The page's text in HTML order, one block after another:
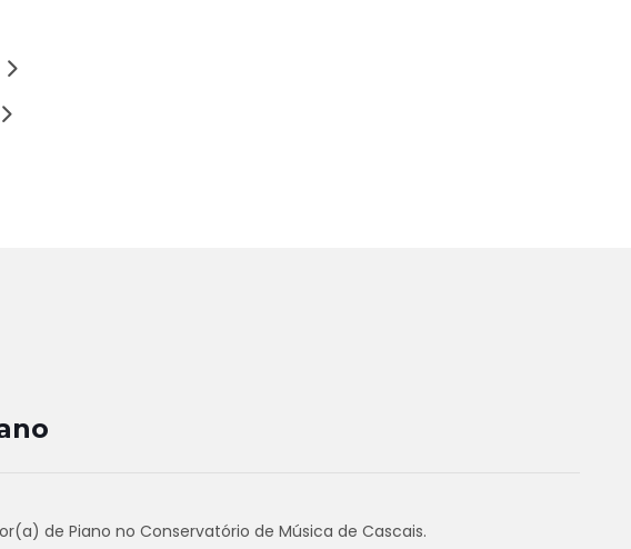
de Piano no Conservatório de Música de Cascais.